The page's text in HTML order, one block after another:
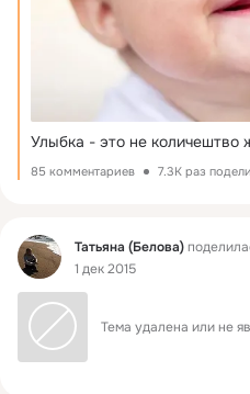
Улыбка - это не
85 комментариев 7.3K раз
Фид Татьяна (Белова)
1 дек 2015
Тема удалена или не